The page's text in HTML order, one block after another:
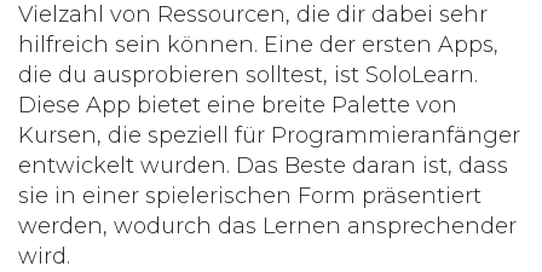
Vielzahl von Ressourcen, die dir dabei sehr
hilfreich sein können. Eine der ersten Apps,
die du ausprobieren solltest, ist SoloLearn.
Diese App bietet eine breite Palette von
Kursen, die speziell für Programmieranfänger
entwickelt wurden. Das Beste daran ist, dass
sie in einer spielerischen Form präsentiert
werden, wodurch das Lernen ansprechender
wird.